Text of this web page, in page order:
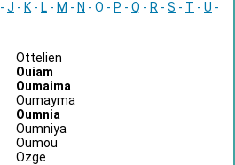
- J - K - L - M - N - O - P - Q - R - S - T - U -
Ottelien
Ouiam
Oumaima
Oumayma
Oumnia
Oumniya
Oumou
Ozge